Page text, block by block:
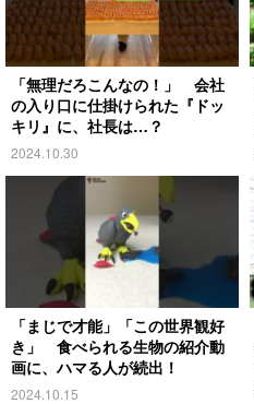
「無理だろこんなの！」 会社
の入り口に仕掛けられた『ドッ
キリ』に、社長は…？
2024.10.30
「まじで才能」「この世界観好
き」 食べられる生物の紹介動
画に、ハマる人が続出！
2024.10.15